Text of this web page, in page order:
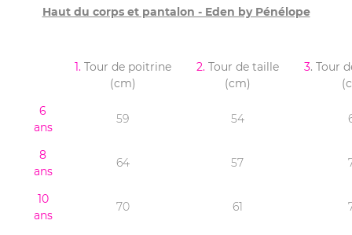
Haut du corps et pantalon - Eden by Pénélope
1. Tour de poitrine
(cm)
2. Tour de taille
(cm)
3. Tour
6
ans
59 54
8
ans
64 57
10
ans
70 61